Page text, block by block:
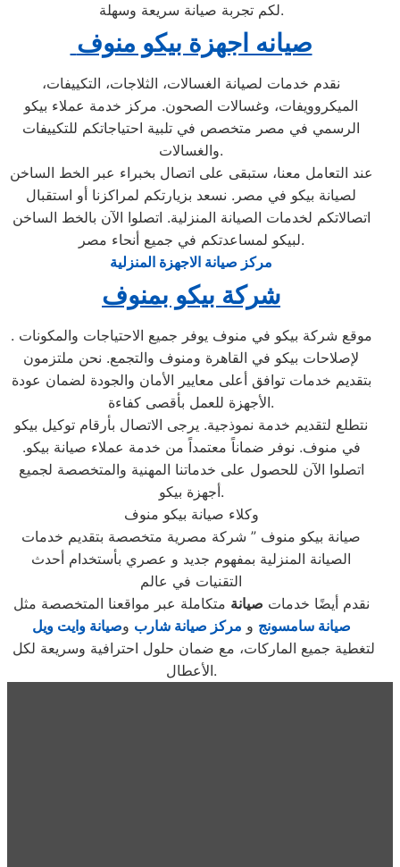
لكم تجربة صيانة سريعة وسهلة.
صيانه اجهزة بيكو منوف
نقدم خدمات لصيانة الغسالات، الثلاجات، التكييفات،
الميكروويفات، وغسالات الصحون. مركز خدمة عملاء بيكو
الرسمي في مصر متخصص في تلبية احتياجاتكم للتكييفات
والغسالات.
عند التعامل معنا، ستبقى على اتصال بخبراء عبر الخط الساخن
لصيانة بيكو في مصر. نسعد بزيارتكم لمراكزنا أو استقبال
اتصالاتكم لخدمات الصيانة المنزلية. اتصلوا الآن بالخط الساخن
لبيكو لمساعدتكم في جميع أنحاء مصر.
مركز صيانة الاجهزة المنزلية
شركة بيكو بمنوف
. موقع شركة بيكو في منوف يوفر جميع الاحتياجات والمكونات
لإصلاحات بيكو في القاهرة ومنوف والتجمع. نحن ملتزمون
بتقديم خدمات توافق أعلى معايير الأمان والجودة لضمان عودة
الأجهزة للعمل بأقصى كفاءة.
نتطلع لتقديم خدمة نموذجية. يرجى الاتصال بأرقام توكيل بيكو
في منوف. نوفر ضماناً معتمداً من خدمة عملاء صيانة بيكو.
اتصلوا الآن للحصول على خدماتنا المهنية والمتخصصة لجميع
أجهزة بيكو.
وكلاء صيانة بيكو منوف
صيانة بيكو منوف ” شركة مصرية متخصصة بتقديم خدمات
الصيانة المنزلية بمفهوم جديد و عصري بأستخدام أحدث
التقنيات في عالم
نقدم أيضًا خدمات صيانة متكاملة عبر مواقعنا المتخصصة مثل
صيانة سامسونج و مركز صيانة شارب وصيانة وايت ويل
الأعطال.